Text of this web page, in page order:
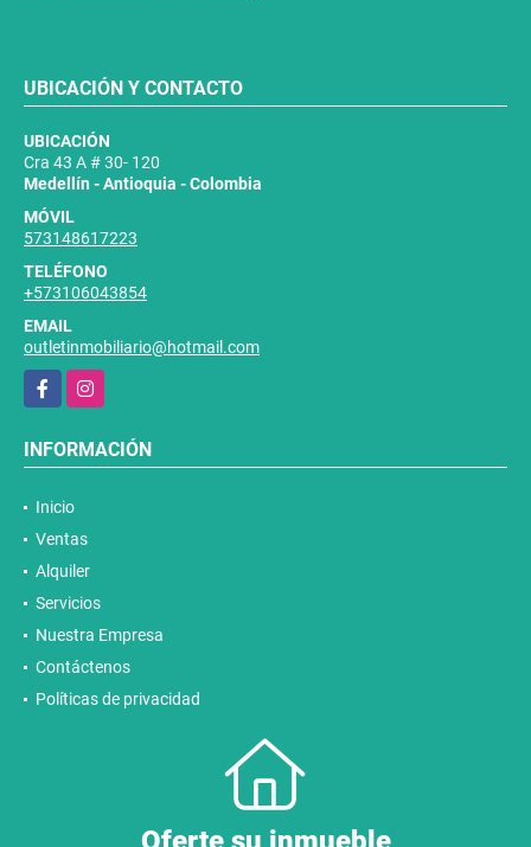
UBICACIÓN Y CONTACTO
UBICACIÓN
Cra 43 A # 30- 120
Medellín - Antioquia - Colombia
MÓVIL
573148617223
TELÉFONO
+573106043854
EMAIL
outletinmobiliario@hotmail.com
FacebookInstagram
INFORMACIÓN
Inicio
Ventas
Alquiler
Servicios
Nuestra Empresa
Contáctenos
Políticas de privacidad